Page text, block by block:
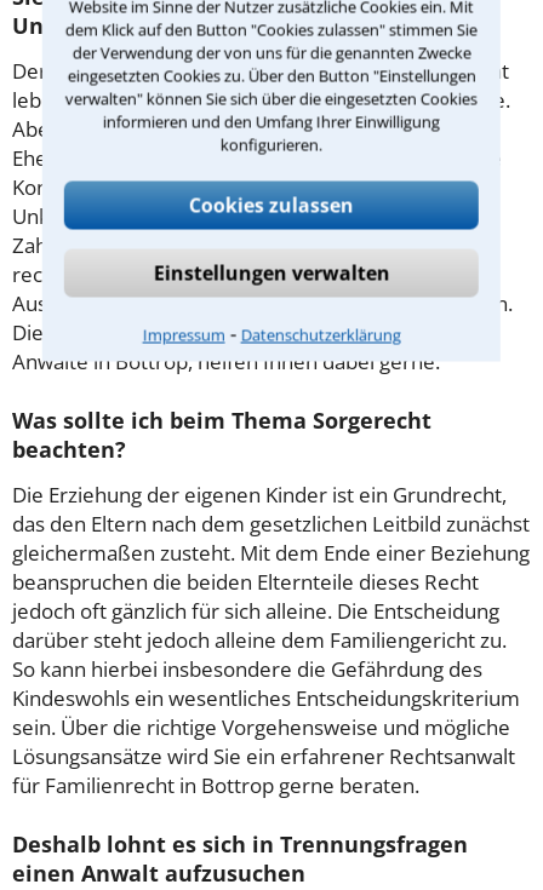
Website im Sinne der Nutzer zusätzliche Cookies ein. Mit
dem Klick auf den Button "Cookies zulassen" stimmen Sie
der Verwendung der von uns für die genannten Zwecke
eingesetzten Cookies zu. Über den Button "Einstellungen
verwalten" können Sie sich über die eingesetzten Cookies
informieren und den Umfang Ihrer Einwilligung
konfigurieren.
Cookies zulassen
Einstellungen verwalten
Impressum ⁃ Datenschutzerklärung
Unterhalt?
Der materielle Aufwand für die Kinder stellt getrennt
lebende Partner oft vor eine große Belastungsprobe.
Aber auch Fragen zu geldlichen Ansprüchen der
Eheleute untereinander können nervenaufreibende
Konflikte entstehen lassen. Häufig herrschen
Unklarheiten darüber, wer in welcher Höhe zur
Zahlung verpflichtet ist. Eine frühzeitige Klärung der
rechtlichen Grundlagen kann derartige
Auseinandersetzungen bereits im Vorfeld beseitigen.
Die hier präsentierten, imFamilienrecht
Anwälte in Bottrop, helfen Ihnen dabei gerne.
Was sollte ich beim Thema Sorgerecht
beachten?
Die Erziehung der eigenen Kinder ist ein Grundrecht,
das den Eltern nach dem gesetzlichen Leitbild zunächst
gleichermaßen zusteht. Mit dem Ende einer Beziehung
beanspruchen die beiden Elternteile dieses Recht
jedoch oft gänzlich für sich alleine. Die Entscheidung
darüber steht jedoch alleine dem Familiengericht zu.
So kann hierbei insbesondere die Gefährdung des
Kindeswohls ein wesentliches Entscheidungskriterium
sein. Über die richtige Vorgehensweise und mögliche
Lösungsansätze wird Sie ein erfahrener Rechtsanwalt
für Familienrecht in Bottrop gerne beraten.
Deshalb lohnt es sich in Trennungsfragen
einen Anwalt aufzusuchen